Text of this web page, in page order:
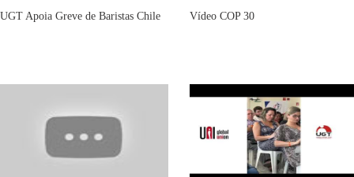
UGT Apoia Greve de Baristas Chile Vídeo COP 30